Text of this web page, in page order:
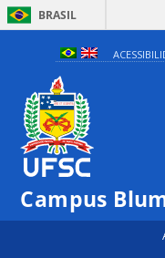
BRASIL
Campus